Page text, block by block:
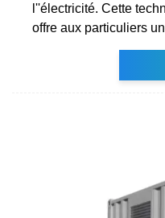
l''électricité. Cette
offre aux particuliers